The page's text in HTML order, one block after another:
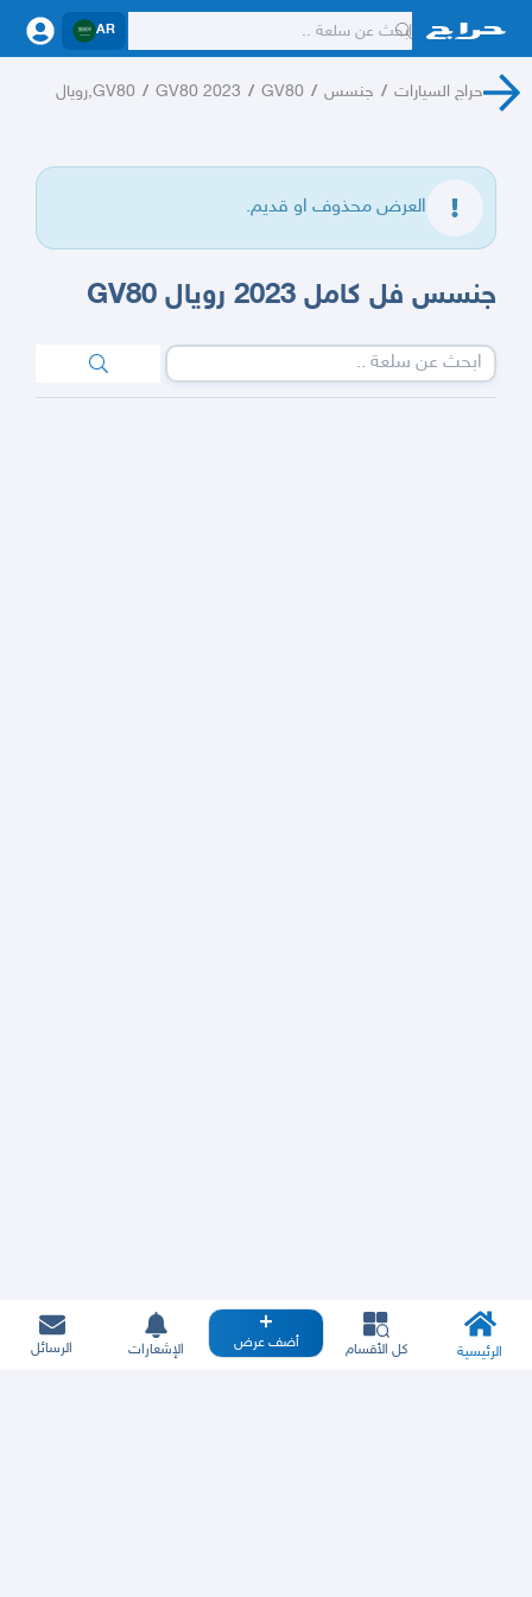
AR
حراج السيارات / جنسس /
GV80
/
GV80 2023
/ GV80,رويال
العرض محذوف او قديم.
جنسس فل كامل 2023 رويال GV80
الرئيسية كل الأقسام أضف عرض الإشعارات الرسائل